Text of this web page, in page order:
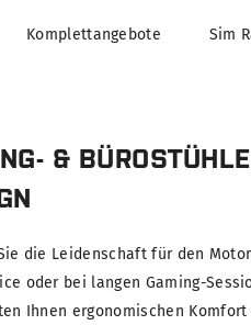
Komplettangebote Sim
&
die Leidenschaft für den
oder bei langen Gaming-
Ihnen ergonomischen